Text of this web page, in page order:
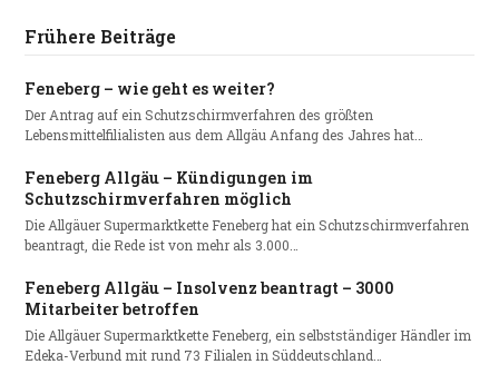
Frühere Beiträge
Feneberg – wie geht es weiter?
Der Antrag auf ein Schutzschirmverfahren des größten
Lebensmittelfilialisten aus dem Allgäu Anfang des Jahres hat…
Feneberg Allgäu – Kündigungen im
Schutzschirmverfahren möglich
Die Allgäuer Supermarktkette Feneberg hat ein Schutzschirmverfahren
beantragt, die Rede ist von mehr als 3.000…
Feneberg Allgäu – Insolvenz beantragt – 3000
Mitarbeiter betroffen
Die Allgäuer Supermarktkette Feneberg, ein selbstständiger Händler im
Edeka-Verbund mit rund 73 Filialen in Süddeutschland…